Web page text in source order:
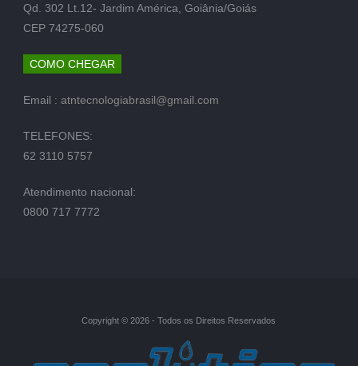
Qd. 302 Lt.12- Jardim América, Goiânia/Goiás
CEP 74275-060
COMO CHEGAR
Email : atntecnologiabrasil@gmail.com
TELEFONES:
62 3110 5757
Atendimento nacional:
0800 717 7772
Copyright © 2026 - Todos os Direitos Reservados